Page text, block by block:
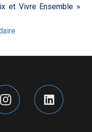
et Vivre Ensemble »